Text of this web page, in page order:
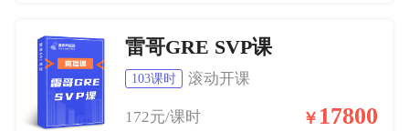
雷哥GRE SVP课
103课时 滚动开课
172元/课时 ￥ 17800